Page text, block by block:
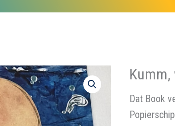
Dat Book